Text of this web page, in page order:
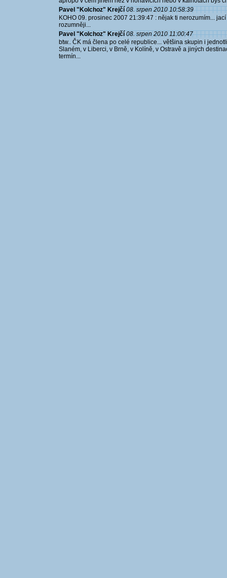
Pavel "Kolchoz" Krejčí 08. srpen 2010 10:58:39
KOHO 09. prosinec 2007 21:39:47 : nějak ti nerozumím...
rozumněji...
Pavel "Kolchoz" Krejčí 08. srpen 2010 11:00:47
btw.. ČK má člena po celé republice... většina skupin i
Slaném, v Liberci, v Brně, v Kolíně, v Ostravě a jiných
termín...